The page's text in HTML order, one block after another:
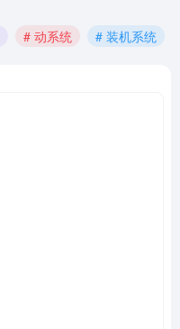
# 动系统 # 装机系统